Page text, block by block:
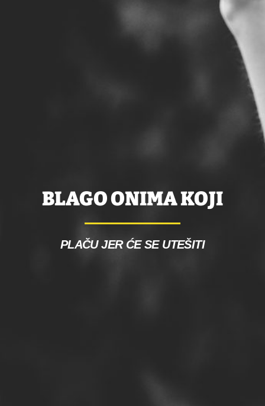
BLAGO ONIMA KOJI
PLAČU JER ĆE SE UTEŠITI